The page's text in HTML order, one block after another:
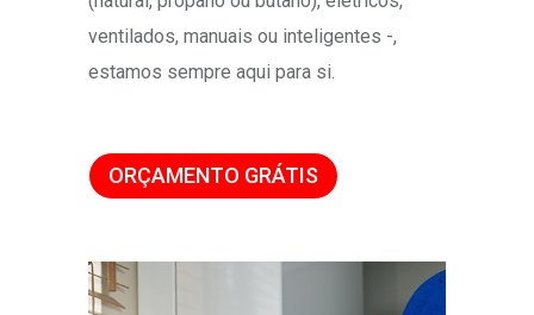
ventilados, manuais ou inteligentes -,
estamos sempre aqui para si.
ORÇAMENTO GRÁTIS